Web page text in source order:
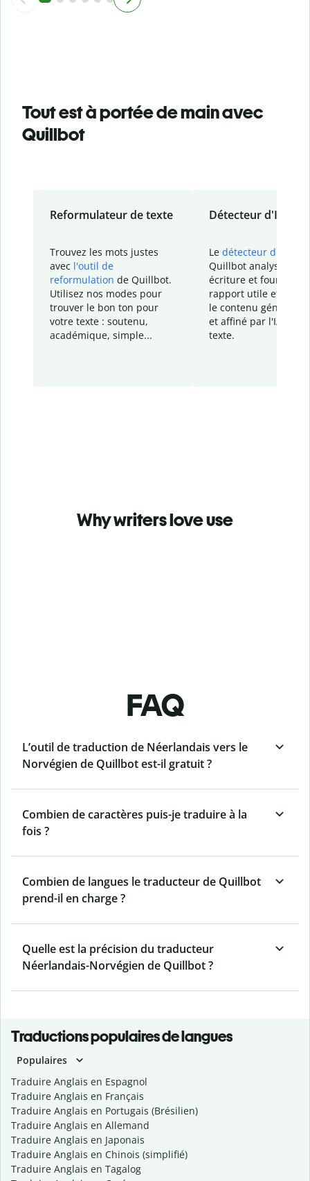
Tout est à portée de main avec
Quillbot
Reformulateur de texte
Trouvez les mots justes
avec l'outil de
reformulation de Quillbot.
Utilisez nos modes pour
trouver le bon ton pour
votre texte : soutenu,
académique, simple...
Détecteur d'IA
Le détecteur d'IA
Quillbot analyse votre
écriture et fournit un
rapport utile et
le contenu généré
et affiné par l'IA
texte.
Why writers love use
FAQ
L’outil de traduction de Néerlandais vers le
Norvégien de Quillbot est-il gratuit ?
Combien de caractères puis-je traduire à la
fois ?
Combien de langues le traducteur de Quillbot
prend-il en charge ?
Quelle est la précision du traducteur
Néerlandais-Norvégien de Quillbot ?
Traductions populaires de langues
Populaires
Traduire Anglais en Espagnol
Traduire Anglais en Français
Traduire Anglais en Portugais (Brésilien)
Traduire Anglais en Allemand
Traduire Anglais en Japonais
Traduire Anglais en Chinois (simplifié)
Traduire Anglais en Tagalog